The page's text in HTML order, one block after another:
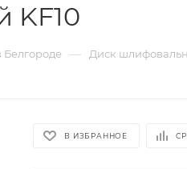
KF10
Белгороде — Диск
В ИЗБРАННОЕ